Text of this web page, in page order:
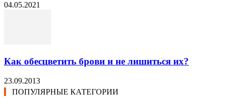
04.05.2021
Как обесцветить брови и не лишиться их?
23.09.2013
ПОПУЛЯРНЫЕ КАТЕГОРИИ